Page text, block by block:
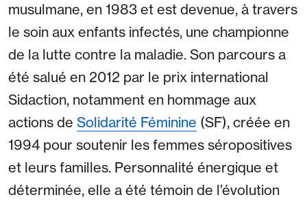
musulmane, en 1983 et est devenue, à travers
le soin aux enfants infectés, une championne
de la lutte contre la maladie. Son parcours a
été salué en 2012 par le prix international
Sidaction, notamment en hommage aux
actions de Solidarité Féminine (SF), créée en
1994 pour soutenir les femmes séropositives
et leurs familles. Personnalité énergique et
déterminée, elle a été témoin de l’évolution